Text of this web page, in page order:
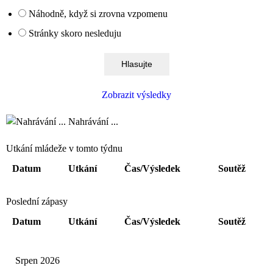
Náhodně, když si zrovna vzpomenu
Stránky skoro nesleduju
Zobrazit výsledky
Nahrávání ...
Utkání mládeže v tomto týdnu
Datum
Utkání Čas/Výsledek Soutěž
Poslední zápasy
Datum
Utkání Čas/Výsledek Soutěž
Srpen 2026